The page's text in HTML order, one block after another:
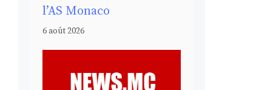
l’AS Monaco
6 août 2026